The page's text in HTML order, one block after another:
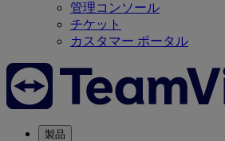
管理コンソール
チケット
カスタマー ポータル
製品